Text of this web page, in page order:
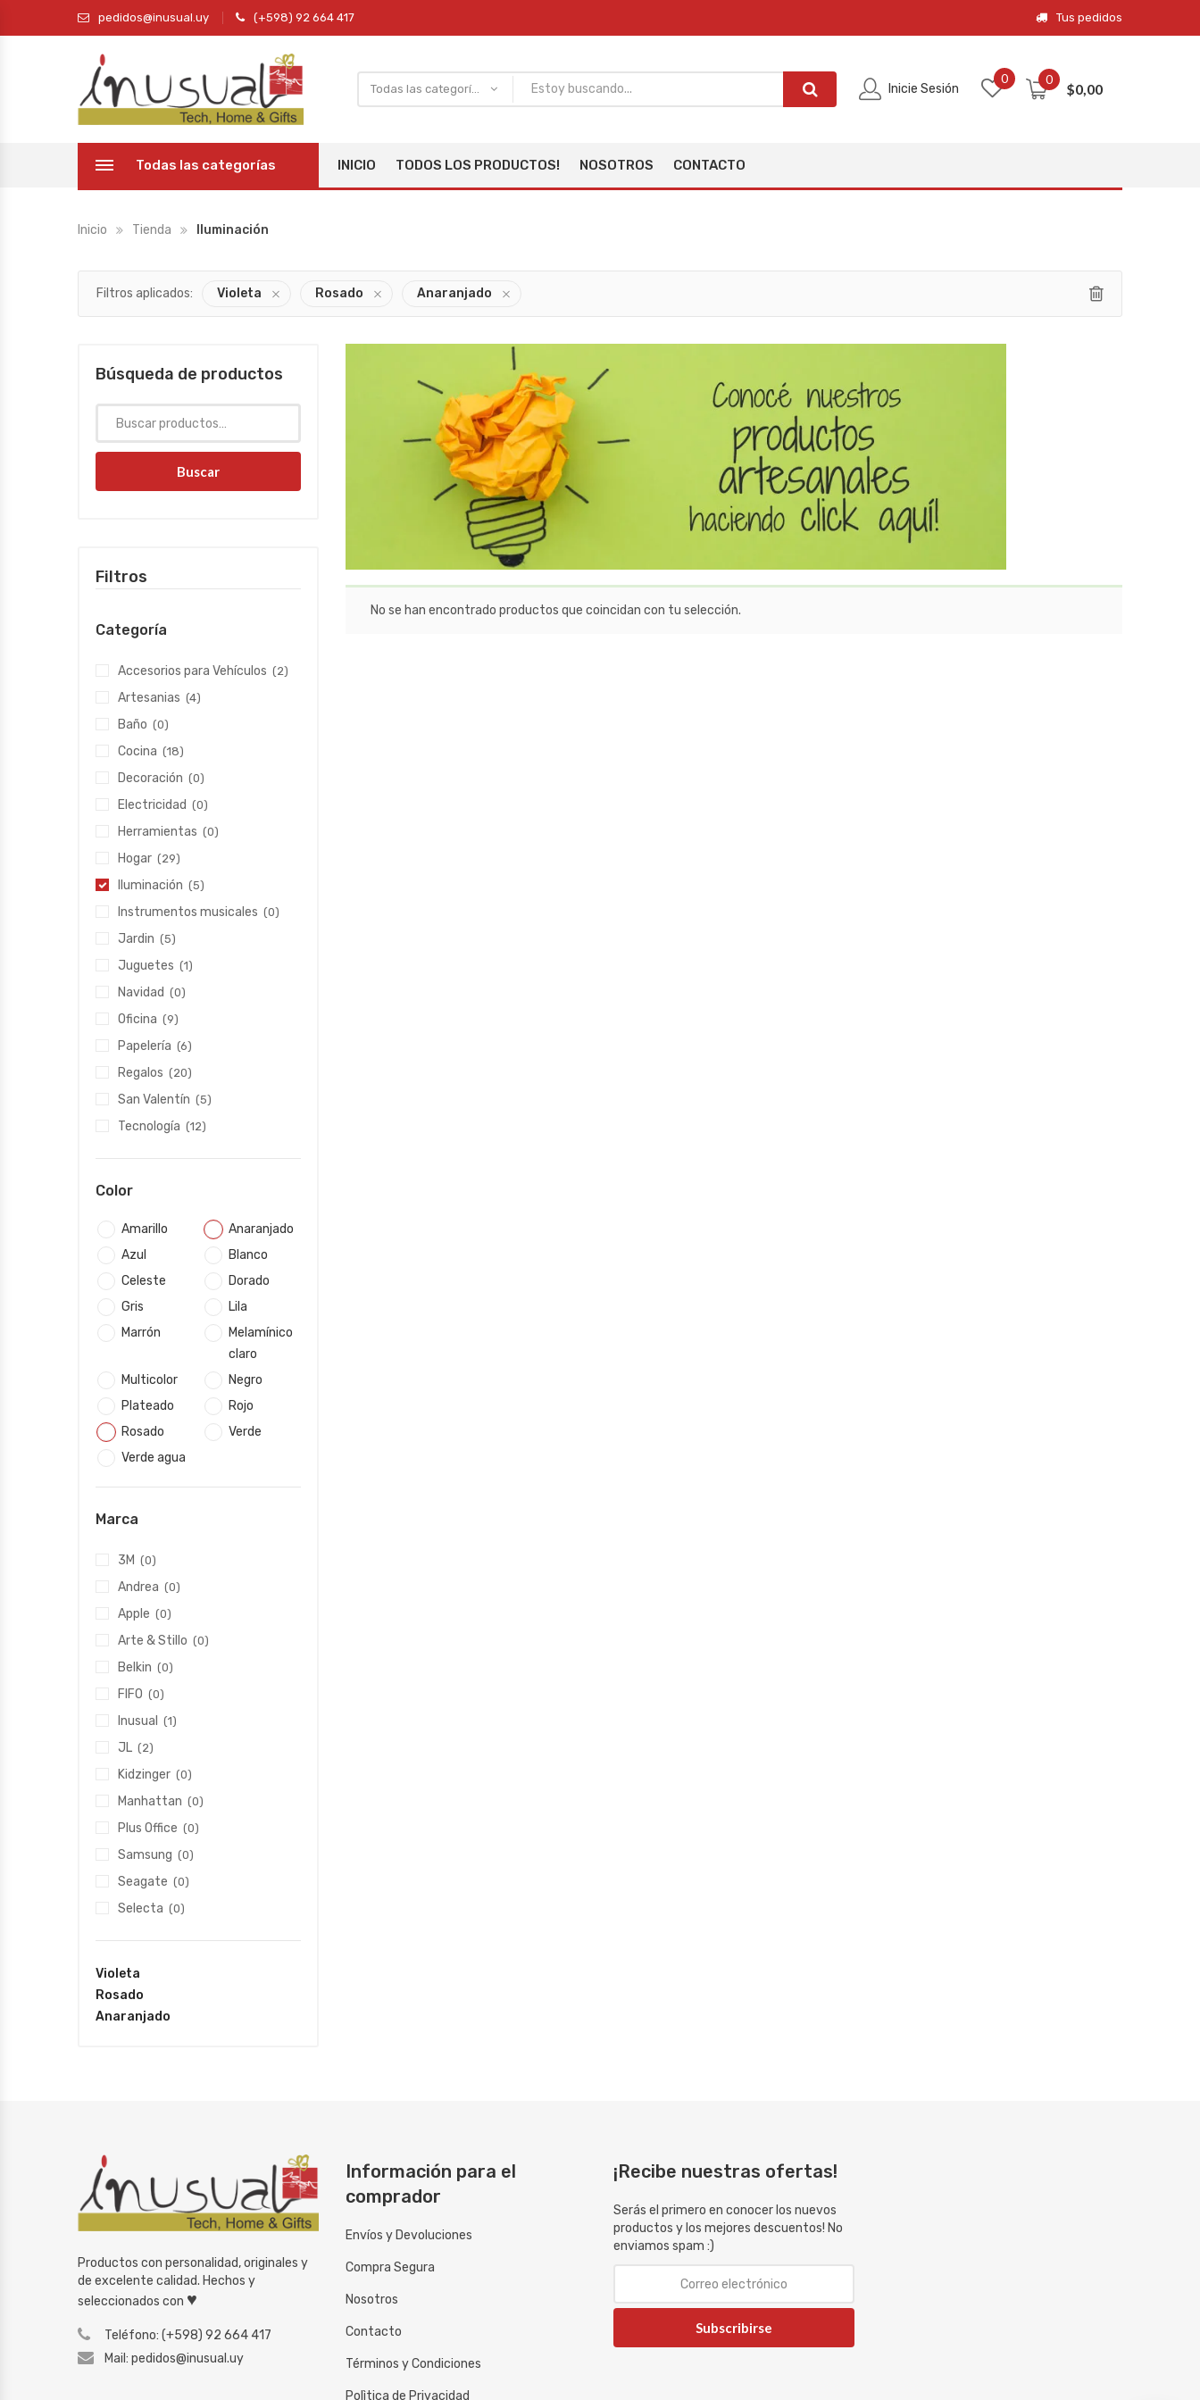
pedidos@inusual.uy (+598) 92 664 417 Tus pedidos
Inicie Sesión
0 0
$0,00
Todas las categorías INICIO TODOS LOS PRODUCTOS! NOSOTROS CONTACTO
Inicio Tienda Iluminación
Filtros aplicados: Violeta Rosado Anaranjado
No se han encontrado productos que coincidan con tu selección.
Búsqueda de productos
Buscar
Filtros
Categoría
Accesorios para Vehículos (2)
Artesanias (4)
Baño (0)
Cocina (18)
Decoración (0)
Electricidad (0)
Herramientas (0)
Hogar (29)
Iluminación (5)
Instrumentos musicales (0)
Jardin (5)
Juguetes (1)
Navidad (0)
Oficina (9)
Papelería (6)
Regalos (20)
San Valentín (5)
Tecnología (12)
Color
Amarillo
Anaranjado
Azul
Blanco
Celeste
Dorado
Gris
Lila
Marrón
Melamínico
claro
Multicolor
Negro
Plateado
Rojo
Rosado
Verde
Verde agua
Marca
3M (0)
Andrea (0)
Apple (0)
Arte & Stillo (0)
Belkin (0)
FIFO (0)
Inusual (1)
JL (2)
Kidzinger (0)
Manhattan (0)
Plus Office (0)
Samsung (0)
Seagate (0)
Selecta (0)
Violeta
Rosado
Anaranjado
Productos con personalidad, originales y
de excelente calidad. Hechos y
seleccionados con ♥
Teléfono: (+598) 92 664 417
Mail: pedidos@inusual.uy
Información para el
comprador
Envíos y Devoluciones
Compra Segura
Nosotros
Contacto
Términos y Condiciones
Polìtica de Privacidad
¡Recibe nuestras ofertas!
Serás el primero en conocer los nuevos
productos y los mejores descuentos! No
enviamos spam :)
Subscribirse